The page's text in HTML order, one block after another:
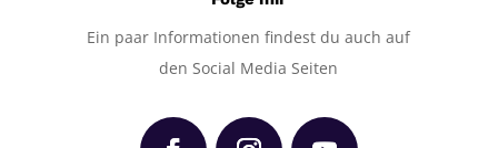
Ein paar Informationen findest du auch auf
den Social Media Seiten